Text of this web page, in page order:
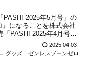
PASH! 2025年5月号」の
になることを株式会社
PASH! 2025年4月号」
していましたが、5月号
2025.04.03
グッズ
ゼンレスゾーンゼロ